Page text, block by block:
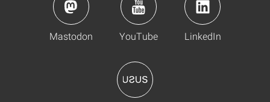
Mastodon YouTube LinkedIn